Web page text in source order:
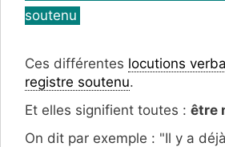
soutenu
Ces différentes locutions
registre soutenu.
Et elles signifient toutes : être
On dit par exemple : "Il y a